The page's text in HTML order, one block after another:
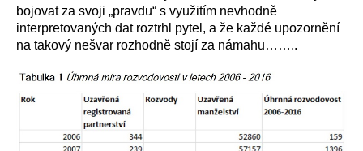
bojovat za svoji „pravdu“ s využitím nevhodně
interpretovaných dat roztrhl pytel, a že každé upozornění
na takový nešvar rozhodně stojí za námahu……..